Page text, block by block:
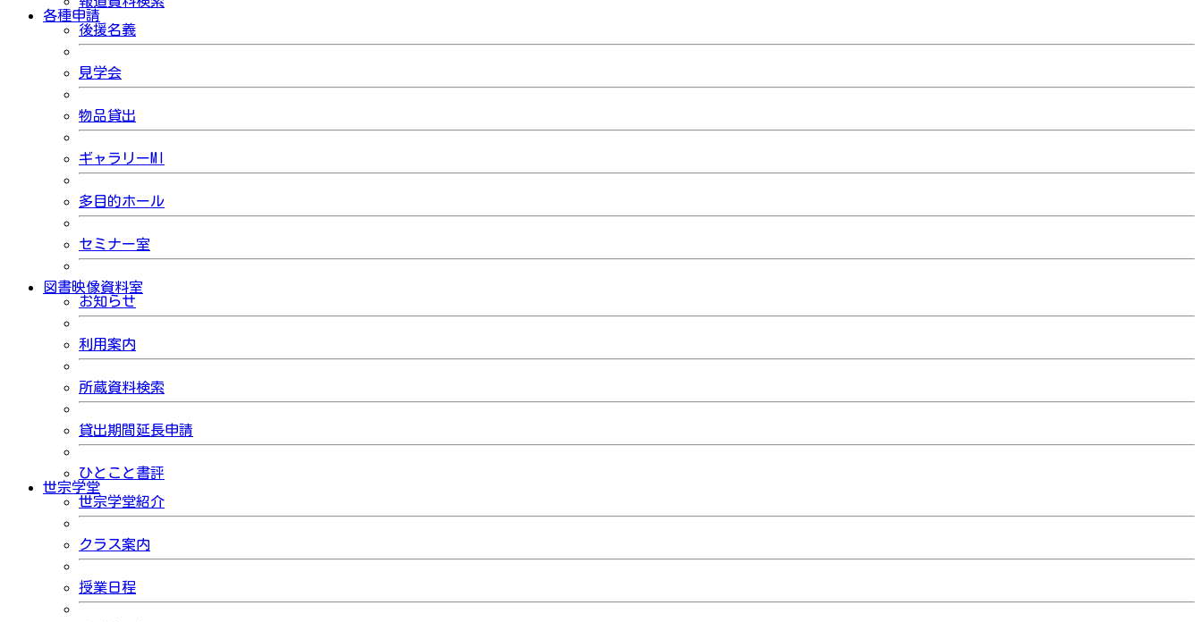
各種申請
後援名義
見学会
物品貸出
ギャラリーMI
多目的ホール
セミナー室
図書映像資料室
お知らせ
利用案内
所蔵資料検索
貸出期間延長申請
ひとこと書評
世宗学堂
世宗学堂紹介
クラス案内
授業日程